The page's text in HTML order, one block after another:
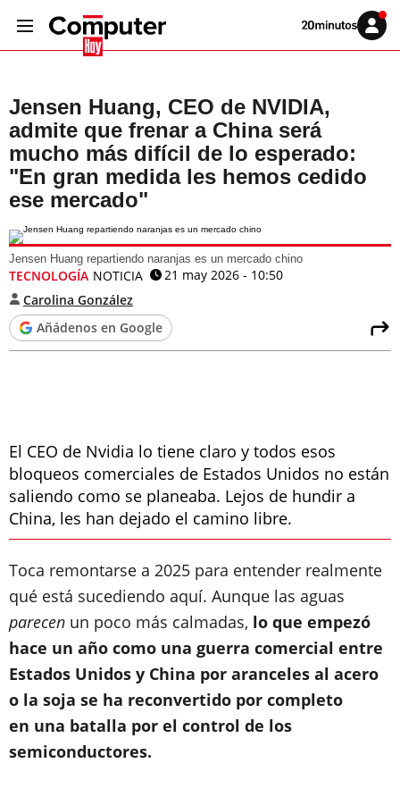
Volver
Iniciar
sesión
Jensen Huang, CEO de NVIDIA,
admite que frenar a China será
mucho más difícil de lo esperado:
"En gran medida les hemos cedido
ese mercado"
Jensen Huang repartiendo naranjas es un mercado chino
TECNOLOGÍA NOTICIA
21 may 2026 - 10:50
Carolina González
Añádenos en Google
El CEO de Nvidia lo tiene claro y todos esos
bloqueos comerciales de Estados Unidos no están
saliendo como se planeaba. Lejos de hundir a
China, les han dejado el camino libre.
Toca remontarse a 2025 para entender realmente
qué está sucediendo aquí. Aunque las aguas
parecen un poco más calmadas, lo que empezó
hace un año como una guerra comercial entre
Estados Unidos y China por aranceles al acero
o la soja se ha reconvertido por completo
en una batalla por el control de los
semiconductores.